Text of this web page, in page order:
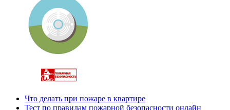
Что делать при пожаре в квартире
Тест по правилам пожарной безопасности онлайн